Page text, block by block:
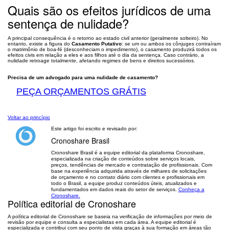
Quais são os efeitos jurídicos de uma
sentença de nulidade?
A principal consequência é o retorno ao estado civil anterior (geralmente solteiro). No
entanto, existe a figura do Casamento Putativo: se um ou ambos os cônjuges contraíram
o matrimônio de boa-fé (desconheciam o impedimento), o casamento produzirá todos os
efeitos civis em relação a eles e aos filhos até o dia da sentença. Caso contrário, a
nulidade retroage totalmente, afetando regimes de bens e direitos sucessórios.
Precisa de um advogado para uma nulidade de casamento?
PEÇA ORÇAMENTOS GRÁTIS
Voltar ao princípio
Este artigo foi escrito e revisado por:
Cronoshare Brasil
Cronoshare Brasil é a equipe editorial da plataforma Cronoshare,
especializada na criação de conteúdos sobre serviços locais,
preços, tendências de mercado e contratação de profissionais. Com
base na experiência adquirida através de milhares de solicitações
de orçamento e no contato diário com clientes e profissionais em
todo o Brasil, a equipe produz conteúdos úteis, atualizados e
fundamentados em dados reais do setor de serviços. Conheça a
Cronoshare.
Política editorial de Cronoshare
A política editorial de Cronoshare se baseia na verificação de informações por meio de
revisão por equipe e consulta a especialistas em cada área. A equipe editorial é
especializada e contribui com seu ponto de vista graças à sua formação em áreas tão